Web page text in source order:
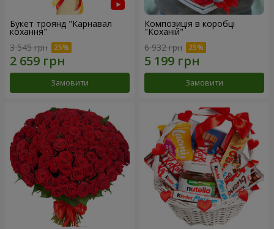
Букет троянд "Карнавал
кохання"
3 545 грн
Замовити
Композиція в коробці
"Коханій"
6 932 грн
Замовити